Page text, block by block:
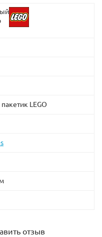
LEGO
отзыв